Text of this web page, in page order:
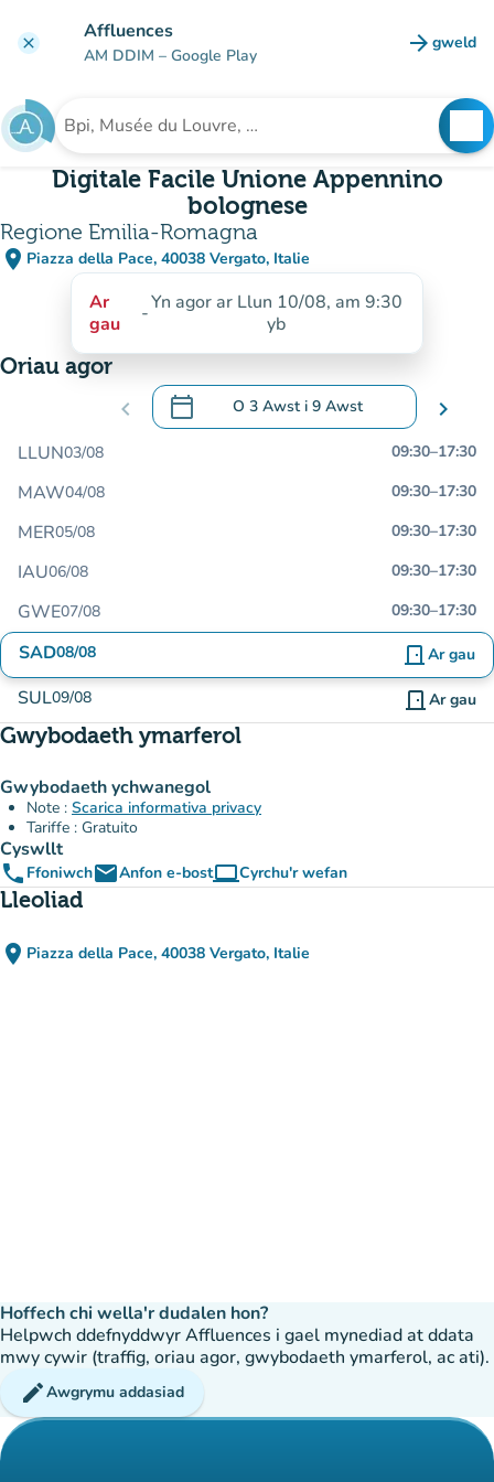
clear Affluences
AM DDIM – Google Play arrow_forward gweld
(tab
Chwilio am sefydliad
Digitale Facile Unione Appennino
bolognese
Regione Emilia-Romagna
place Piazza della Pace, 40038 Vergato, Italie
(agor yn Google Maps)
(tab newydd)
Ar
gau
-Yn agor ar Llun 10/08, am 9:30
yb
Oriau agor
chevron_left calendar_today O 3 Awst i 9 Awst
.Agor y calendr i newid dyddiadau chevron_right
LLUN03/08 09:30–17:30
MAW04/08 09:30–17:30
MER05/08 09:30–17:30
IAU06/08 09:30–17:30
GWE07/08 09:30–17:30
SAD08/08 door_front Ar gau
SUL09/08 door_front Ar gau
Gwybodaeth ymarferol
Gwybodaeth ychwanegol
Note : Scarica informativa privacy
Tariffe : Gratuito
Cyswllt
phone FfoniwchemailAnfon e-bostcomputerCyrchu'r wefan
(tab newydd)
Lleoliad
place Piazza della Pace, 40038 Vergato, Italie
(agor yn Google Maps)
(tab newydd)
Hoffech chi wella'r dudalen hon?
Helpwch ddefnyddwyr Affluences i gael mynediad at ddata
mwy cywir (traffig, oriau agor, gwybodaeth ymarferol, ac ati).
editAwgrymu addasiad